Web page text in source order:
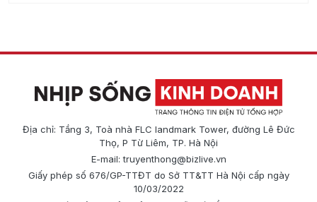
Địa chỉ: Tầng 3, Toà nhà FLC landmark Tower, đường Lê Đức
Thọ, P Từ Liêm, TP. Hà Nội
E-mail:truyenthong@bizlive.vn
Giấy phép số 676/GP-TTĐT do Sở TT&TT Hà Nội cấp ngày
10/03/2022